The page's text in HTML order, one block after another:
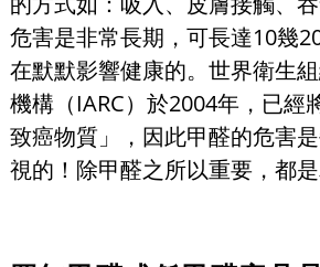
危害是非常長期，可長達10幾
在默默影響健康的。世界衛生
機構（IARC）於2004年，已經
致癌物質」，因此甲醛的危害
視的！除甲醛之所以重要，都